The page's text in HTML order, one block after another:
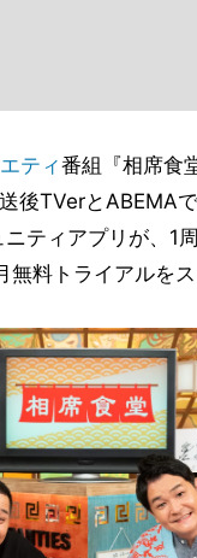
ティ番組『相席食
後TVerとABEMA
ティアプリが、1
無料トライアルをス